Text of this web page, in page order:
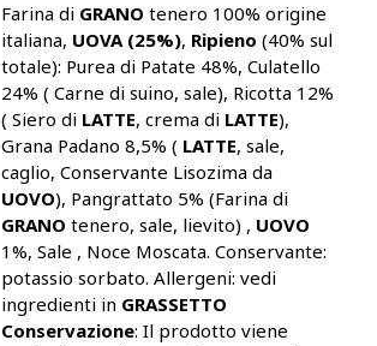
Farina di GRANO tenero 100% origine
italiana, UOVA (25%), Ripieno (40% sul
totale): Purea di Patate 48%, Culatello
24% ( Carne di suino, sale), Ricotta 12%
( Siero di LATTE, crema di LATTE),
Grana Padano 8,5% ( LATTE, sale,
caglio, Conservante Lisozima da
UOVO), Pangrattato 5% (Farina di
GRANO tenero, sale, lievito) , UOVO
1%, Sale , Noce Moscata. Conservante:
potassio sorbato. Allergeni: vedi
ingredienti in GRASSETTO
Conservazione: Il prodotto viene